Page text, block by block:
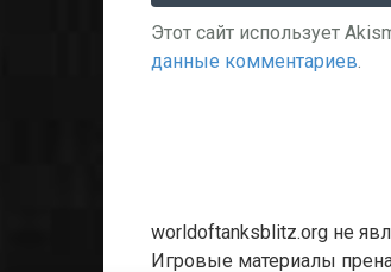
Этот сайт использует
данные комментариев.
worldoftanksblitz.org не
Игровые материалы